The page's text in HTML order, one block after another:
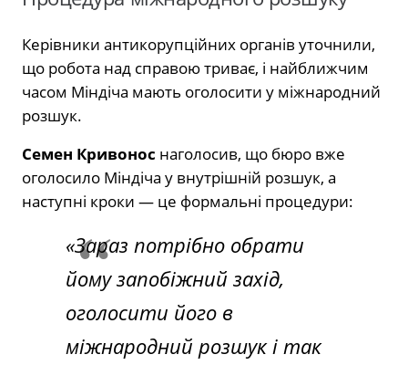
Керівники антикорупційних органів уточнили,
що робота над справою триває, і найближчим
часом Міндіча мають оголосити у міжнародний
розшук.
Семен Кривонос наголосив, що бюро вже
оголосило Міндіча у внутрішній розшук, а
наступні кроки — це формальні процедури:
«Зараз потрібно обрати
йому запобіжний захід,
оголосити його в
міжнародний розшук і так